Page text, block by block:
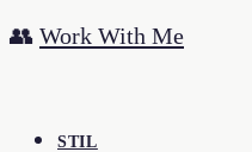
👥 Work With Me
STIL